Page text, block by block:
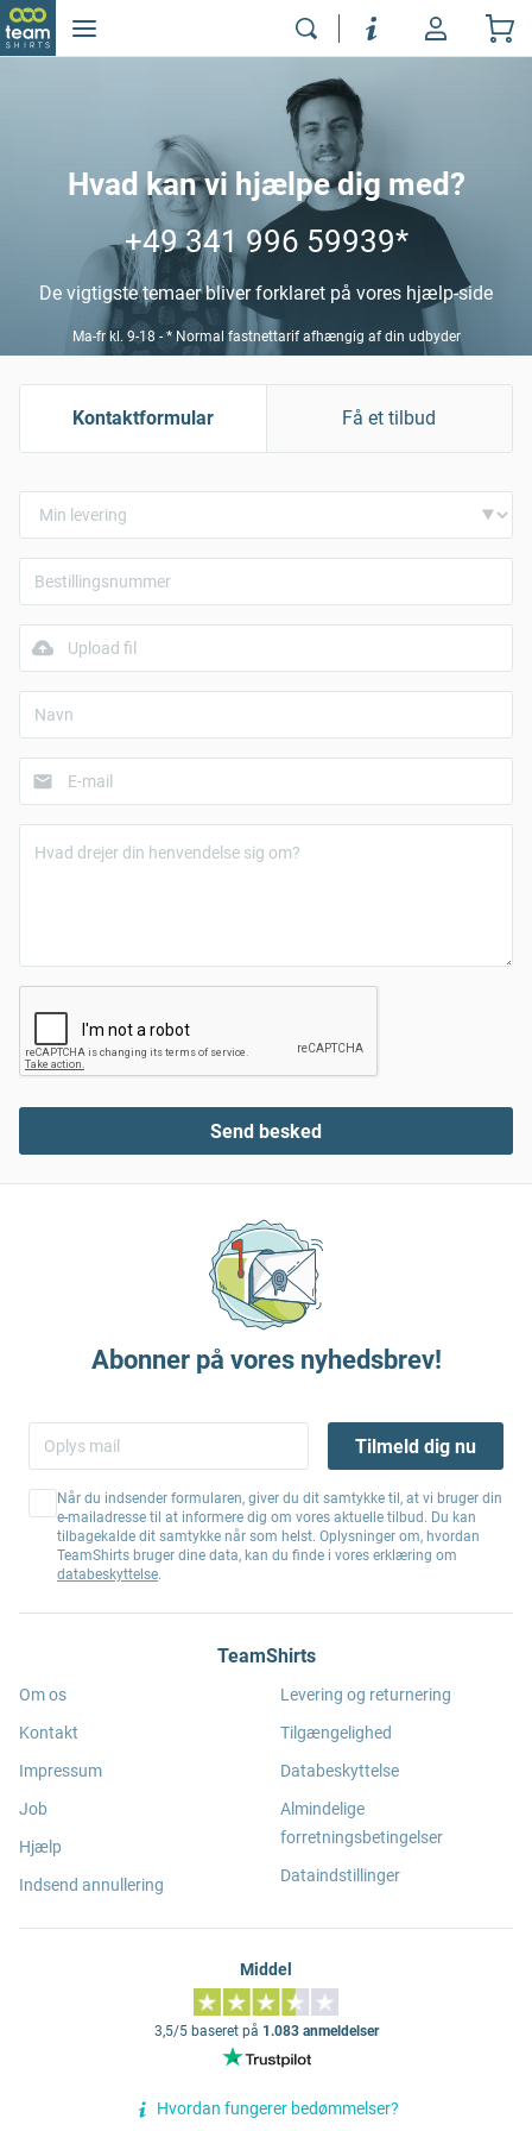
Hvad kan vi hjælpe dig med?
+49 341 996 59939*
De vigtigste temaer bliver forklaret på vores hjælp-side
Ma-fr kl. 9-18 - * Normal fastnettarif afhængig af din udbyder
Kontaktformular Få et tilbud
Upload fil
Send besked
Abonner på vores nyhedsbrev!
Tilmeld dig nu
Når du indsender formularen, giver du dit samtykke til, at vi bruger din
e-mailadresse til at informere dig om vores aktuelle tilbud. Du kan
tilbagekalde dit samtykke når som helst. Oplysninger om, hvordan
TeamShirts bruger dine data, kan du finde i vores erklæring om
databeskyttelse.
TeamShirts
Om os
Kontakt
Impressum
Job
Hjælp
Indsend annullering
Levering og returnering
Tilgængelighed
Databeskyttelse
Almindelige
forretningsbetingelser
Dataindstillinger
Middel
3,5/5 baseret på 1.083 anmeldelser
Hvordan fungerer bedømmelser?